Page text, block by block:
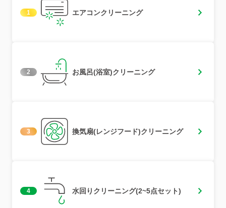
1 エアコンクリーニング
2 お風呂(浴室)クリーニング
3 換気扇(レンジフード)クリーニング
4 水回りクリーニング(2~5点セット)